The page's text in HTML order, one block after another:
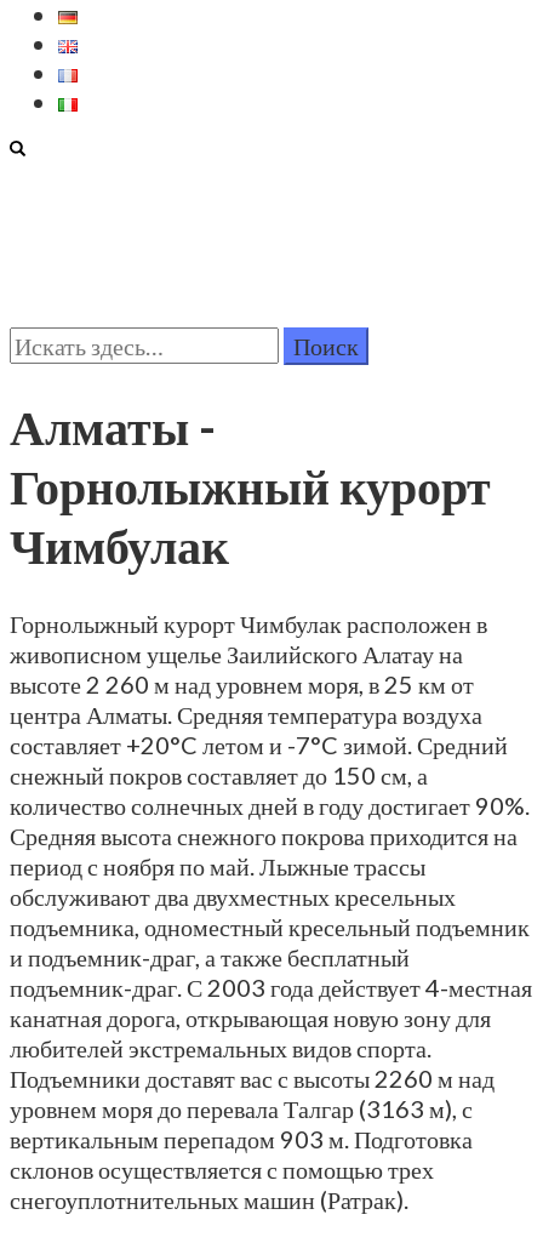
Поиск:
Алматы -
Горнолыжный курорт
Чимбулак
Горнолыжный курорт Чимбулак расположен в
живописном ущелье Заилийского Алатау на
высоте 2 260 м над уровнем моря, в 25 км от
центра Алматы. Средняя температура воздуха
составляет +20°C летом и -7°C зимой. Средний
снежный покров составляет до 150 см, а
количество солнечных дней в году достигает 90%.
Средняя высота снежного покрова приходится на
период с ноября по май. Лыжные трассы
обслуживают два двухместных кресельных
подъемника, одноместный кресельный подъемник
и подъемник-драг, а также бесплатный
подъемник-драг. С 2003 года действует 4-местная
канатная дорога, открывающая новую зону для
любителей экстремальных видов спорта.
Подъемники доставят вас с высоты 2260 м над
уровнем моря до перевала Талгар (3163 м), с
вертикальным перепадом 903 м. Подготовка
склонов осуществляется с помощью трех
снегоуплотнительных машин (Ратрак).